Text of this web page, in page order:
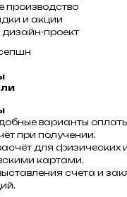
производство
и акции
проект
варианты
при получении.
для физических
картами.
счета и